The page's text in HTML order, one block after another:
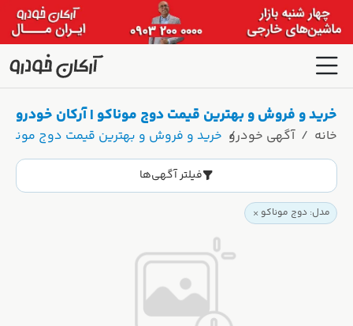
خرید و فروش و بهترین قیمت دوج موناکو | آرکان خودرو
خانه آگهی خودرو خرید و فروش و بهترین قیمت دوج
فیلتر آگهی‌ها
مدل: دوج موناکو